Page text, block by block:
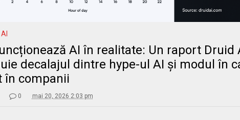
AI
AI în realitate: Un raport Druid
decalajul dintre hype-ul AI și modul în
în companii
0 mai 20, 2026 2:03 pm